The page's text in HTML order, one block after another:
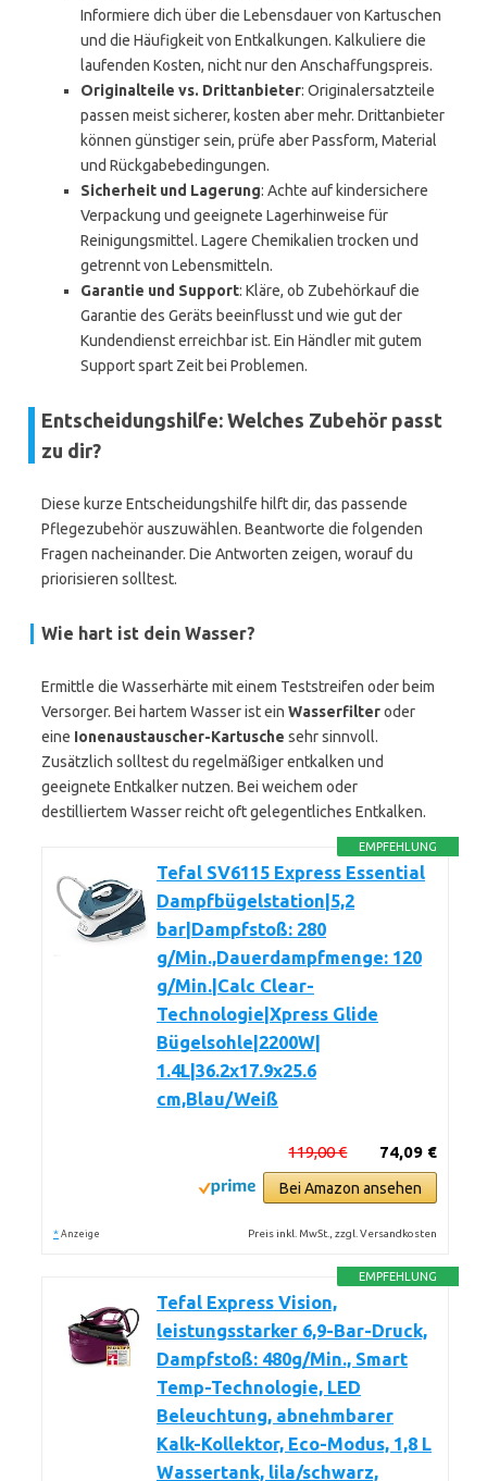
Informiere dich über die Lebensdauer von Kartuschen
und die Häufigkeit von Entkalkungen. Kalkuliere die
laufenden Kosten, nicht nur den Anschaffungspreis.
Originalteile vs. Drittanbieter: Originalersatzteile
passen meist sicherer, kosten aber mehr. Drittanbieter
können günstiger sein, prüfe aber Passform, Material
und Rückgabebedingungen.
Sicherheit und Lagerung: Achte auf kindersichere
Verpackung und geeignete Lagerhinweise für
Reinigungsmittel. Lagere Chemikalien trocken und
getrennt von Lebensmitteln.
Garantie und Support: Kläre, ob Zubehörkauf die
Garantie des Geräts beeinflusst und wie gut der
Kundendienst erreichbar ist. Ein Händler mit gutem
Support spart Zeit bei Problemen.
Entscheidungshilfe: Welches Zubehör passt
zu dir?
Diese kurze Entscheidungshilfe hilft dir, das passende
Pflegezubehör auszuwählen. Beantworte die folgenden
Fragen nacheinander. Die Antworten zeigen, worauf du
priorisieren solltest.
Wie hart ist dein Wasser?
Ermittle die Wasserhärte mit einem Teststreifen oder beim
Versorger. Bei hartem Wasser ist ein Wasserfilteroder
eine Ionenaustauscher-Kartusche sehr sinnvoll.
Zusätzlich solltest du regelmäßiger entkalken und
geeignete Entkalker nutzen. Bei weichem oder
destilliertem Wasser reicht oft gelegentliches Entkalken.
EMPFEHLUNG
Tefal SV6115 Express Essential
Dampfbügelstation|5,2
bar|Dampfstoß: 280
g/Min.,Dauerdampfmenge: 120
g/Min.|Calc Clear-
Technologie|Xpress Glide
Bügelsohle|2200W|
1.4L|36.2x17.9x25.6
cm,Blau/Weiß
74,09 €
119,00 €
Bei Amazon ansehen
* Anzeige Preis inkl. MwSt., zzgl. Versandkosten
EMPFEHLUNG
Tefal Express Vision,
leistungsstarker 6,9-Bar-Druck,
Dampfstoß: 480g/Min., Smart
Temp-Technologie, LED
Beleuchtung, abnehmbarer
Kalk-Kollektor, Eco-Modus, 1,8 L
Wassertank, lila/schwarz,